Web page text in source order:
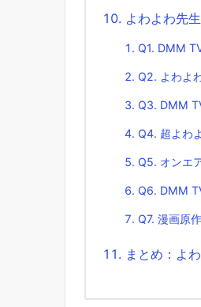
よわよわ先
Q1. DMM
Q2. よわよ
Q3. DMM
Q4. 超よわ
Q5. オンエ
Q6. DMM
Q7. 漫画原
まとめ：よ